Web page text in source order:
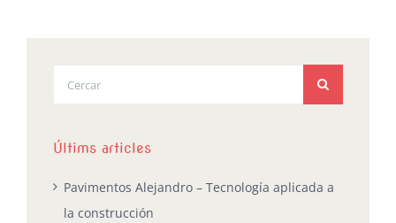
Últims articles
Pavimentos Alejandro – Tecnología aplicada a
la construcción